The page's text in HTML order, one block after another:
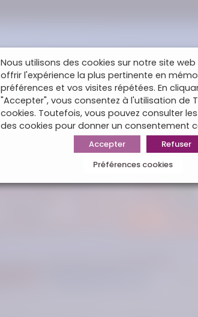
Nous utilisons des cookies sur notre site
offrir l'expérience la plus pertinente en
préférences et vos visites répétées. En
"Accepter", vous consentez à l'utilisation de
cookies. Toutefois, vous pouvez consulter
des cookies pour donner un consentement
Accepter
Refuser
Préférences cookies